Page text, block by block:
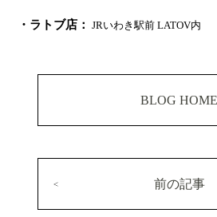
・ラトブ店： JRいわき駅前 LATOV内
BLOG HOME
前の記事